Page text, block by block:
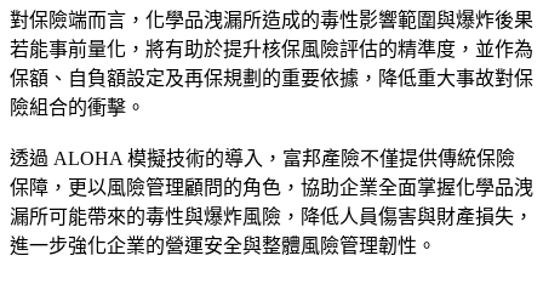
對保險端而言，化學品洩漏所造成的毒性影響範圍與爆炸後果
若能事前量化，將有助於提升核保風險評估的精準度，並作為
保額、自負額設定及再保規劃的重要依據，降低重大事故對保
險組合的衝擊。
透過 ALOHA 模擬技術的導入，富邦產險不僅提供傳統保險
保障，更以風險管理顧問的角色，協助企業全面掌握化學品洩
漏所可能帶來的毒性與爆炸風險，降低人員傷害與財產損失，
進一步強化企業的營運安全與整體風險管理韌性。